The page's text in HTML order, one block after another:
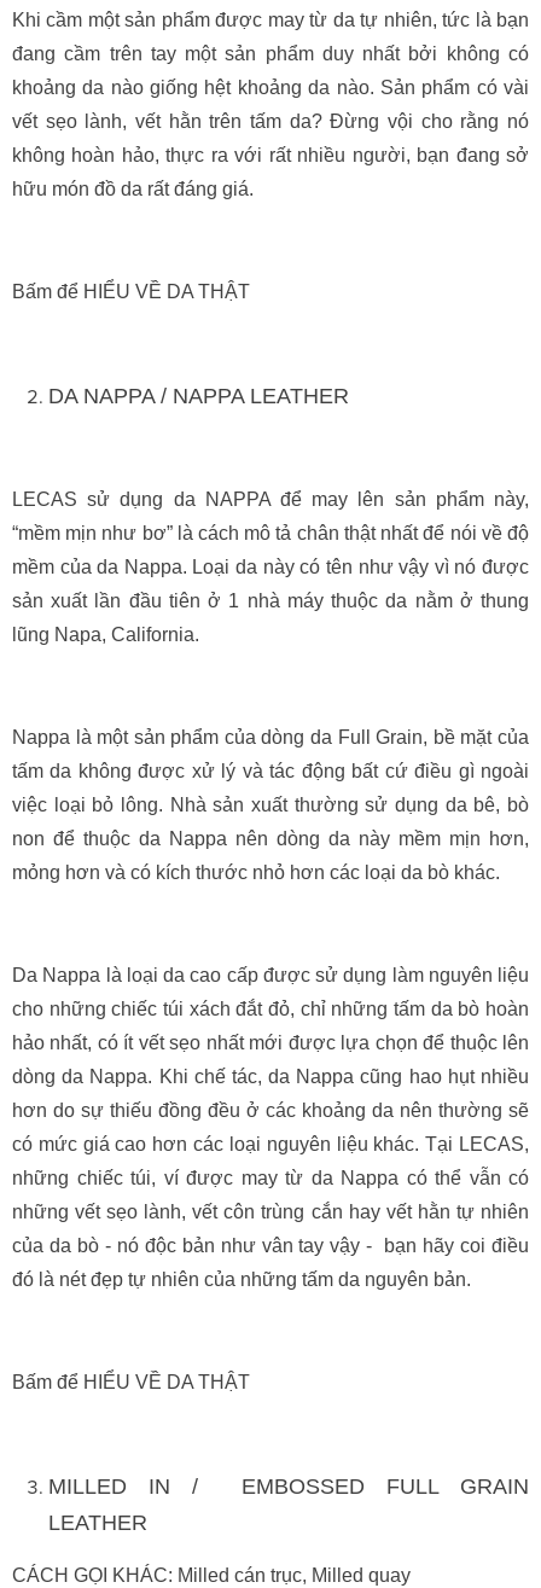
Khi cầm một sản phẩm được may từ da tự nhiên, tức là bạn
đang cầm trên tay một sản phẩm duy nhất bởi không có
khoảng da nào giống hệt khoảng da nào. Sản phẩm có vài
vết sẹo lành, vết hằn trên tấm da? Đừng vội cho rằng nó
không hoàn hảo, thực ra với rất nhiều người, bạn đang sở
hữu món đồ da rất đáng giá.
Bấm để HIỂU VỀ DA THẬT
DA NAPPA / NAPPA LEATHER
LECAS sử dụng da NAPPA để may lên sản phẩm này,
“mềm mịn như bơ” là cách mô tả chân thật nhất để nói về độ
mềm của da Nappa. Loại da này có tên như vậy vì nó được
sản xuất lần đầu tiên ở 1 nhà máy thuộc da nằm ở thung
lũng Napa, California.
Nappa là một sản phẩm của dòng da Full Grain, bề mặt của
tấm da không được xử lý và tác động bất cứ điều gì ngoài
việc loại bỏ lông. Nhà sản xuất thường sử dụng da bê, bò
non để thuộc da Nappa nên dòng da này mềm mịn hơn,
mỏng hơn và có kích thước nhỏ hơn các loại da bò khác.
Da Nappa là loại da cao cấp được sử dụng làm nguyên liệu
cho những chiếc túi xách đắt đỏ, chỉ những tấm da bò hoàn
hảo nhất, có ít vết sẹo nhất mới được lựa chọn để thuộc lên
dòng da Nappa. Khi chế tác, da Nappa cũng hao hụt nhiều
hơn do sự thiếu đồng đều ở các khoảng da nên thường sẽ
có mức giá cao hơn các loại nguyên liệu khác. Tại LECAS,
những chiếc túi, ví được may từ da Nappa có thể vẫn có
những vết sẹo lành, vết côn trùng cắn hay vết hằn tự nhiên
của da bò - nó độc bản như vân tay vậy - bạn hãy coi điều
đó là nét đẹp tự nhiên của những tấm da nguyên bản.
Bấm để HIỂU VỀ DA THẬT
MILLED IN / EMBOSSED FULL GRAIN
LEATHER
CÁCH GỌI KHÁC: Milled cán trục, Milled quay